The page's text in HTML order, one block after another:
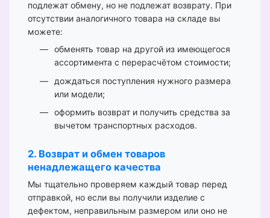
подлежат обмену, но не подлежат возврату. При
отсутствии аналогичного товара на складе вы
можете:
обменять товар на другой из имеющегося
ассортимента с перерасчётом стоимости;
дождаться поступления нужного размера
или модели;
оформить возврат и получить средства за
вычетом транспортных расходов.
2. Возврат и обмен товаров
ненадлежащего качества
Мы тщательно проверяем каждый товар перед
отправкой, но если вы получили изделие с
дефектом, неправильным размером или оно не